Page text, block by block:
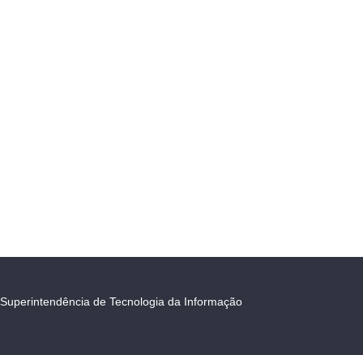
Superintendência de Tecnologia da Informação